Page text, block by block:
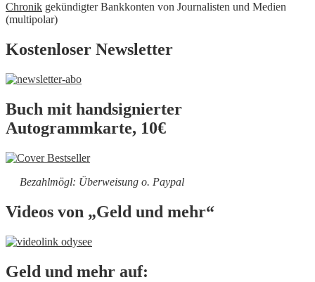
Chronik gekündigter Bankkonten von Journalisten und Medien
(multipolar)
Kostenloser Newsletter
Buch mit handsignierter
Autogrammkarte, 10€
Bezahlmögl: Überweisung o. Paypal
Videos von „Geld und mehr“
Geld und mehr auf: